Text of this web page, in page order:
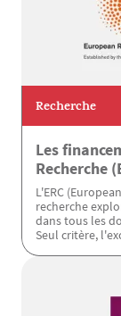
Recherche
Les
Recherche
L'ERC
recherche
dans tous les
Seul critère,